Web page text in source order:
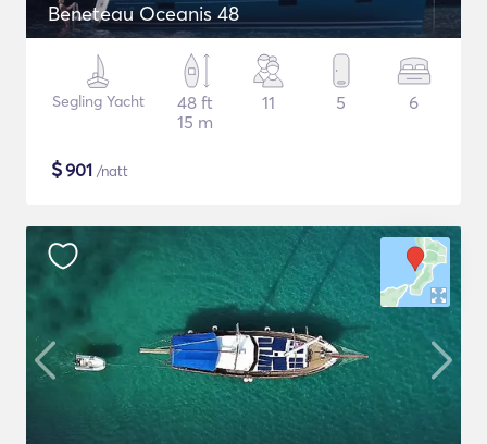
Beneteau Oceanis 48
Segling Yacht
48 ft
15 m
11 5 6
$901 /natt